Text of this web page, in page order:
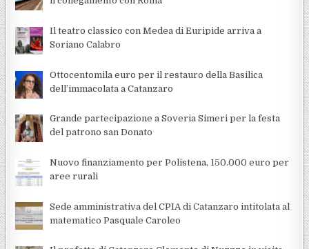
Il teatro classico con Medea di Euripide arriva a
Soriano Calabro
Ottocentomila euro per il restauro della Basilica
dell’immacolata a Catanzaro
Grande partecipazione a Soveria Simeri per la festa
del patrono san Donato
Nuovo finanziamento per Polistena, 150.000 euro per
aree rurali
Sede amministrativa del CPIA di Catanzaro intitolata al
matematico Pasquale Caroleo